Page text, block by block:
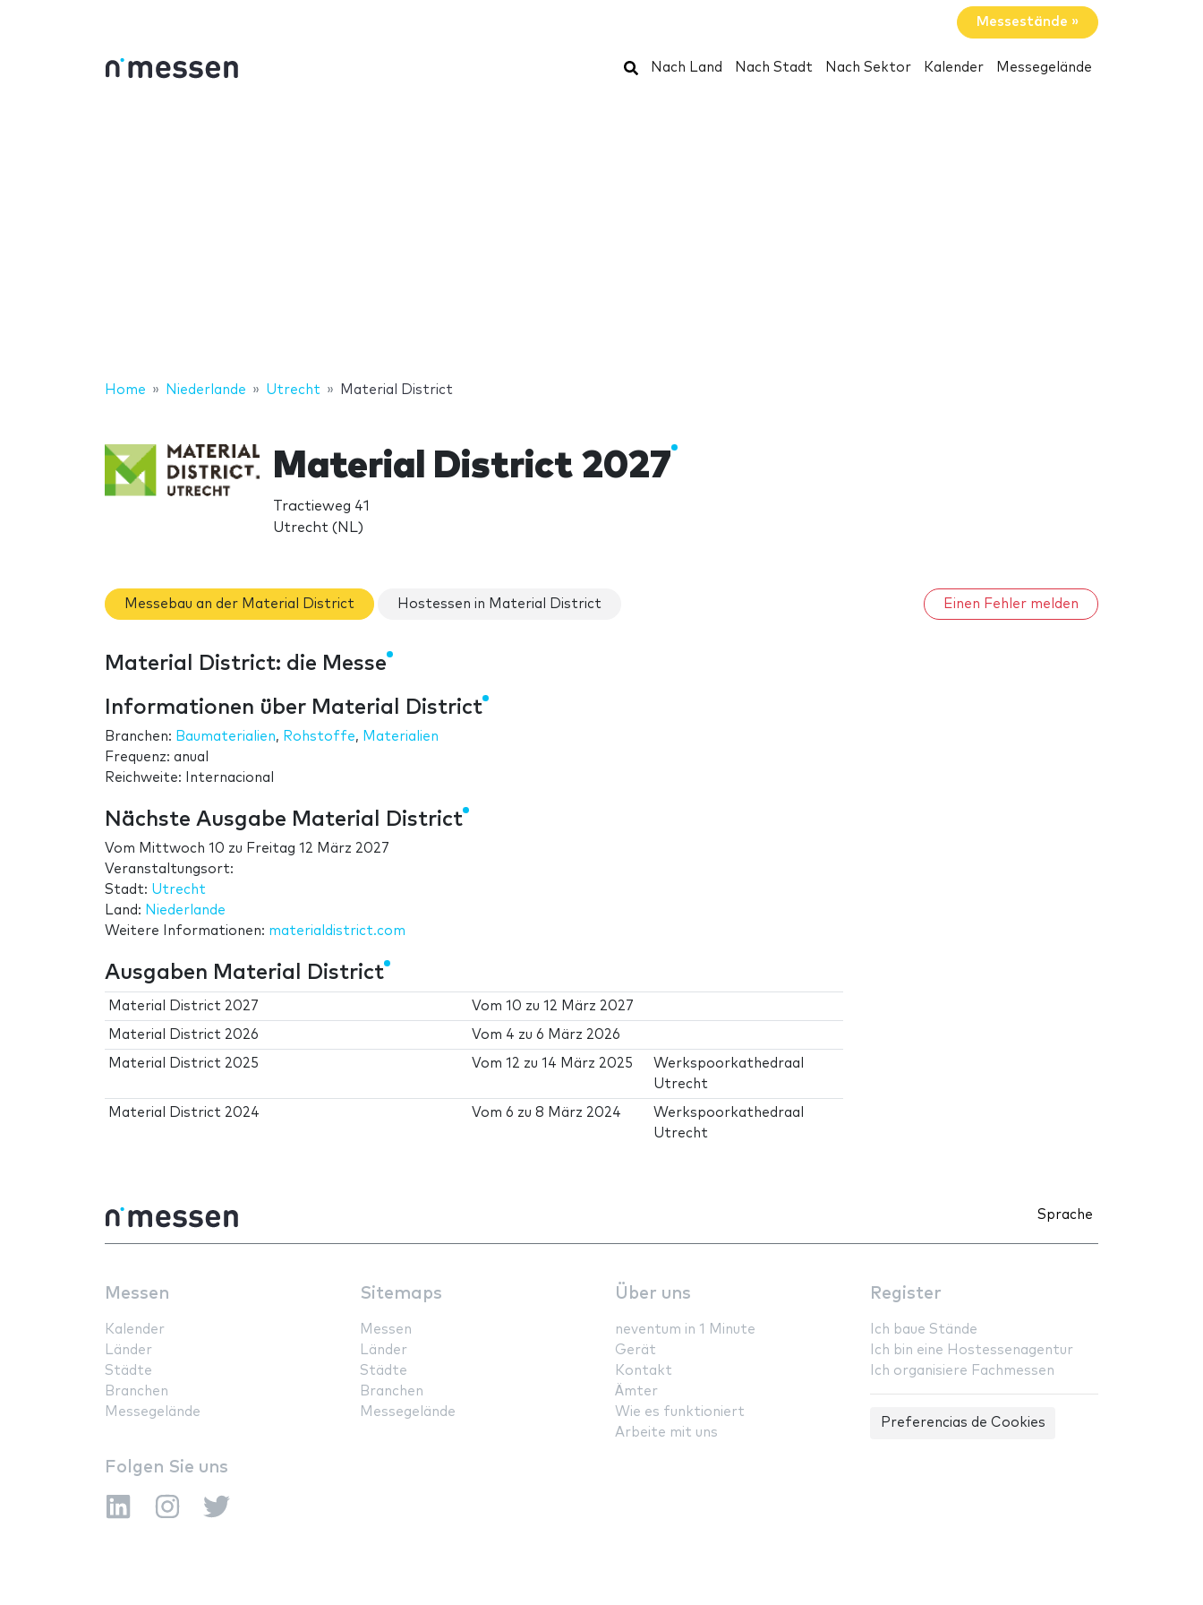
Messestände »
Suchen
Nach Land Nach Stadt Nach Sektor Kalender Messegelände
Home Niederlande Utrecht Material District
Material District 2027
Tractieweg 41
Utrecht (NL)
Messebau an der Material District Hostessen in Material District Einen Fehler melden
Material District: die Messe
Informationen über Material District
Branchen: Baumaterialien, Rohstoffe, Materialien
Frequenz: anual
Reichweite: Internacional
Nächste Ausgabe Material District
Vom Mittwoch 10 zu Freitag 12 März 2027
Veranstaltungsort:
Stadt: Utrecht
Land: Niederlande
Weitere Informationen: materialdistrict.com
Ausgaben Material District
Material District 2027 Vom10 zu12 März 2027
Material District 2026 Vom 4 zu6 März 2026
Material District 2025 Vom12 zu14 März 2025
Werkspoorkathedraal
Utrecht
Material District 2024 Vom6 zu8 März 2024
Werkspoorkathedraal
Utrecht
Sprache
Messen
Kalender
Länder
Städte
Branchen
Messegelände
Sitemaps
Messen
Länder
Städte
Branchen
Messegelände
Über uns
neventum in 1 Minute
Gerät
Kontakt
Ämter
Wie es funktioniert
Arbeite mit uns
Register
Ich baue Stände
Ich bin eine Hostessenagentur
Ich organisiere Fachmessen
Preferencias de Cookies
Folgen Sie uns